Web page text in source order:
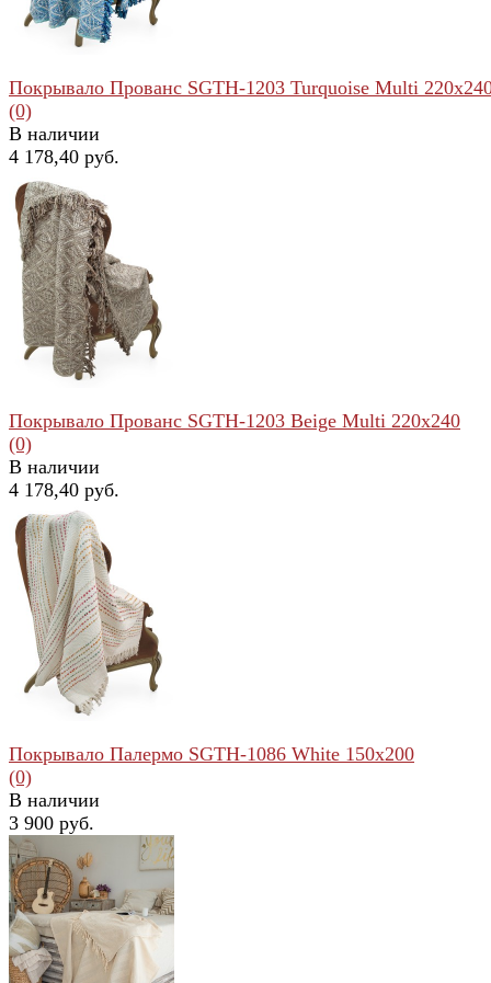
избранное сравнить
Покрывало Прованс SGTH-1203 Turquoise Multi
(0)
В наличии
4 178,40 руб.
избранное сравнить
Покрывало Прованс SGTH-1203 Beige Multi 220x240
(0)
В наличии
4 178,40 руб.
избранное сравнить
Покрывало Палермо SGTH-1086 White 150x200
(0)
В наличии
3 900 руб.